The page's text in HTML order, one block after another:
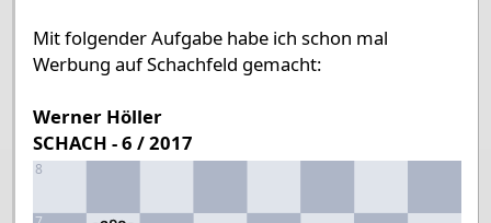
Mit folgender Aufgabe habe ich schon mal
Werbung auf Schachfeld gemacht:
Werner Höller
SCHACH - 6 / 2017
8